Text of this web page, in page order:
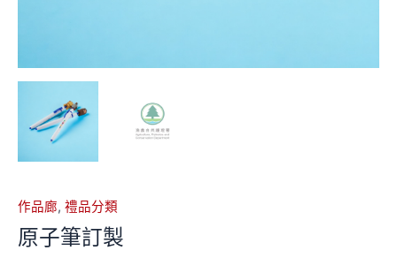
作品廊, 禮品分類
原子筆訂製